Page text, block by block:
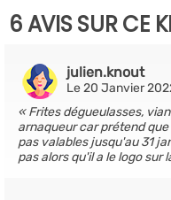
6 AVIS SUR CE
julien.knout
Le 20 Janvier
Frites dégueulasses,
arnaqueur car prétend
pas valables jusqu'au 31
pas alors qu'il a le logo sur